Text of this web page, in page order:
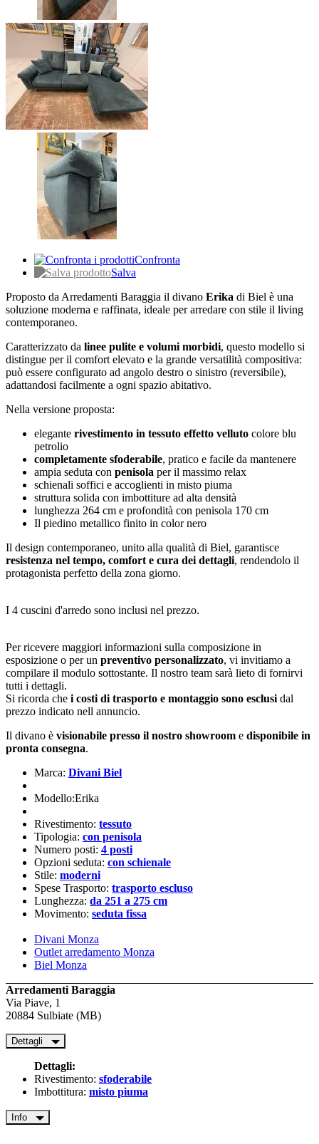
Confronta
Salva
Proposto da Arredamenti Baraggia il divano Erika di Biel è una
soluzione moderna e raffinata, ideale per arredare con stile il living
contemporaneo.
Caratterizzato da linee pulite e volumi morbidi, questo modello si
distingue per il comfort elevato e la grande versatilità compositiva:
può essere configurato ad angolo destro o sinistro (reversibile),
adattandosi facilmente a ogni spazio abitativo.
Nella versione proposta:
elegante rivestimento in tessuto effetto velluto colore blu
petrolio
completamente sfoderabile, pratico e facile da mantenere
ampia seduta con penisola per il massimo relax
schienali soffici e accoglienti in misto piuma
struttura solida con imbottiture ad alta densità
lunghezza 264 cm e profondità con penisola 170 cm
Il piedino metallico finito in color nero
Il design contemporaneo, unito alla qualità di Biel, garantisce
resistenza nel tempo, comfort e cura dei dettagli, rendendolo il
protagonista perfetto della zona giorno.
I 4 cuscini d'arredo sono inclusi nel prezzo.
Per ricevere maggiori informazioni sulla composizione in
esposizione o per un preventivo personalizzato, vi invitiamo a
compilare il modulo sottostante. Il nostro team sarà lieto di fornirvi
tutti i dettagli.
Si ricorda che i costi di trasporto e montaggio sono esclusi dal
prezzo indicato nell annuncio.
Il divano è visionabile presso il nostro showroom e disponibile in
pronta consegna.
Marca: Divani Biel
Modello:Erika
Rivestimento: tessuto
Tipologia: con penisola
Numero posti: 4 posti
Opzioni seduta: con schienale
Stile: moderni
Spese Trasporto: trasporto escluso
Lunghezza: da 251 a 275 cm
Movimento: seduta fissa
Divani Monza
Outlet arredamento Monza
Biel Monza
Arredamenti Baraggia
Via Piave, 1
20884 Sulbiate (MB)
Dettagli
Dettagli:
Rivestimento: sfoderabile
Imbottitura: misto piuma
Info